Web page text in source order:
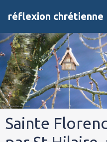
réflexion chrétienne
Sainte